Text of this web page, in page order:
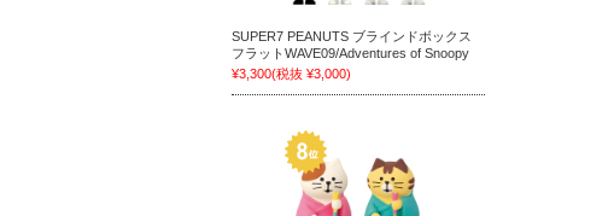
SUPER7 PEANUTS ブラインドボックス
フラットWAVE09/Adventures of Snoopy
¥3,300(税抜 ¥3,000)